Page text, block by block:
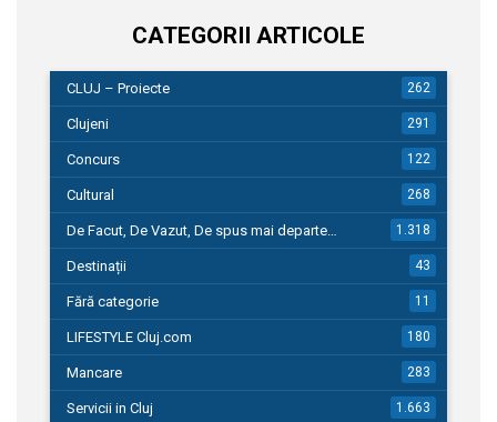
CATEGORII ARTICOLE
CLUJ – Proiecte 262
Clujeni 291
Concurs 122
Cultural 268
De Facut, De Vazut, De spus mai departe… 1.318
Destinații 43
Fără categorie 11
LIFESTYLE Cluj.com 180
Mancare 283
Servicii in Cluj 1.663